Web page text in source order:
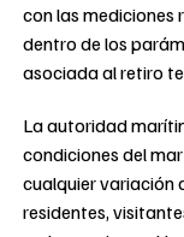
con las mediciones
dentro de los
asociada al retiro
La autoridad
condiciones del
cualquier variación
residentes,